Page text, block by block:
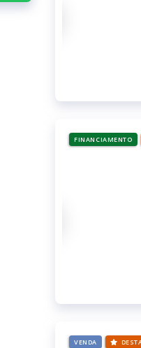
FINANCIAMENTO
VENDA